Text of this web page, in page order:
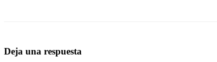
Deja una respuesta